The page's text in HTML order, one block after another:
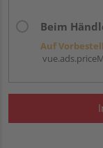
Beim
Auf